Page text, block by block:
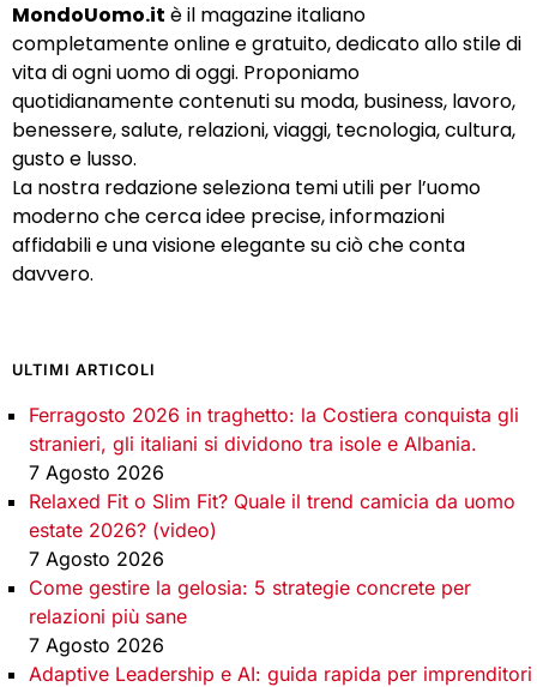
MondoUomo.it è il magazine italiano
completamente online e gratuito, dedicato allo stile di
vita di ogni uomo di oggi. Proponiamo
quotidianamente contenuti su moda, business, lavoro,
benessere, salute, relazioni, viaggi, tecnologia, cultura,
gusto e lusso.
La nostra redazione seleziona temi utili per l’uomo
moderno che cerca idee precise, informazioni
affidabili e una visione elegante su ciò che conta
davvero.
ULTIMI ARTICOLI
Ferragosto 2026 in traghetto: la Costiera conquista gli
stranieri, gli italiani si dividono tra isole e Albania.
7 Agosto 2026
Relaxed Fit o Slim Fit? Quale il trend camicia da uomo
estate 2026? (video)
7 Agosto 2026
Come gestire la gelosia: 5 strategie concrete per
relazioni più sane
7 Agosto 2026
Adaptive Leadership e AI: guida rapida per imprenditori